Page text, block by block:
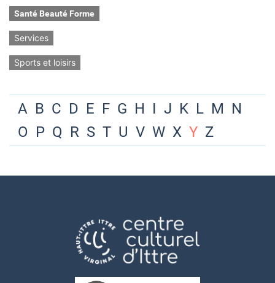
Santé Beauté Forme
Services
Sports et loisirs
A B C D E F G H I J K L M N
O P Q R S T U V W X Y Z